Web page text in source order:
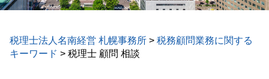
税理士法人名南経営 札幌事務所 > 税務顧問業務に関する
キーワード > 税理士 顧問 相談